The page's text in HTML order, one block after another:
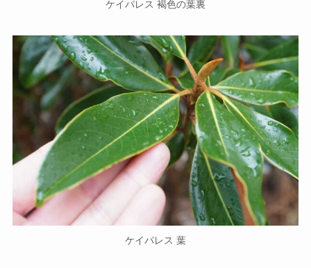
ケイパレス 褐色の葉裏
ケイパレス 葉